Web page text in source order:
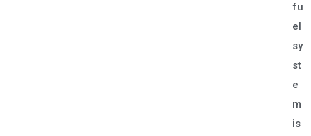
fu
el
sy
st
e
m
is